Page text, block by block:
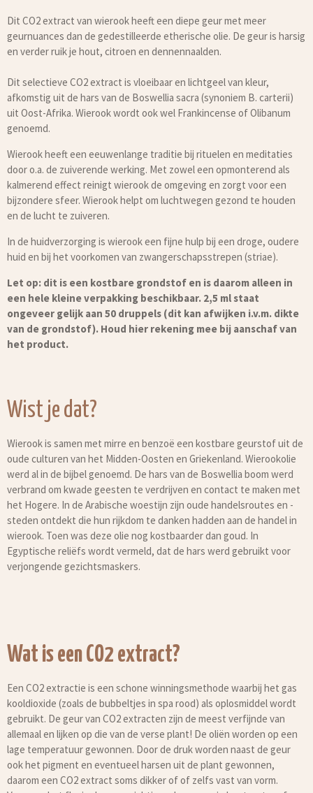
Dit CO2 extract van wierook heeft een diepe geur met meer
geurnuances dan de gedestilleerde etherische olie. De geur is harsig
en verder ruik je hout, citroen en dennennaalden.
Dit selectieve CO2 extract is vloeibaar en lichtgeel van kleur,
afkomstig uit de hars van de Boswellia sacra (synoniem B. carterii)
uit Oost-Afrika. Wierook wordt ook wel Frankincense of Olibanum
genoemd.
Wierook heeft een eeuwenlange traditie bij rituelen en meditaties
door o.a. de zuiverende werking. Met zowel een opmonterend als
kalmerend effect reinigt wierook de omgeving en zorgt voor een
bijzondere sfeer. Wierook helpt om luchtwegen gezond te houden
en de lucht te zuiveren.
In de huidverzorging is wierook een fijne hulp bij een droge, oudere
huid en bij het voorkomen van zwangerschapsstrepen (striae).
Let op: dit is een kostbare grondstof en is daarom alleen in
een hele kleine verpakking beschikbaar. 2,5 ml staat
ongeveer gelijk aan 50 druppels (dit kan afwijken i.v.m. dikte
van de grondstof). Houd hier rekening mee bij aanschaf van
het product.
Wist je dat?
Wierook is samen met mirre en benzoë een kostbare geurstof uit de
oude culturen van het Midden-Oosten en Griekenland. Wierookolie
werd al in de bijbel genoemd. De hars van de Boswellia boom werd
verbrand om kwade geesten te verdrijven en contact te maken met
het Hogere. In de Arabische woestijn zijn oude handelsroutes en -
steden ontdekt die hun rijkdom te danken hadden aan de handel in
wierook. Toen was deze olie nog kostbaarder dan goud. In
Egyptische reliëfs wordt vermeld, dat de hars werd gebruikt voor
verjongende gezichtsmaskers.
Wat is een CO2 extract?
Een CO2 extractie is een schone winningsmethode waarbij het gas
kooldioxide (zoals de bubbeltjes in spa rood) als oplosmiddel wordt
gebruikt. De geur van CO2 extracten zijn de meest verfijnde van
allemaal en lijken op die van de verse plant! De oliën worden op een
lage temperatuur gewonnen. Door de druk worden naast de geur
ook het pigment en eventueel harsen uit de plant gewonnen,
daarom een CO2 extract soms dikker of of zelfs vast van vorm.